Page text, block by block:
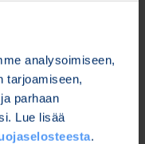
analysoimiseen,
tarjoamiseen,
parhaan
Lue lisää
.
ei voi luottaa.
voi tutustua